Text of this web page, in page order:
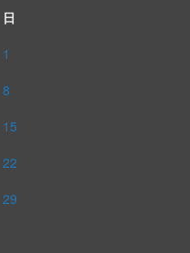
日
1
8
15
22
29